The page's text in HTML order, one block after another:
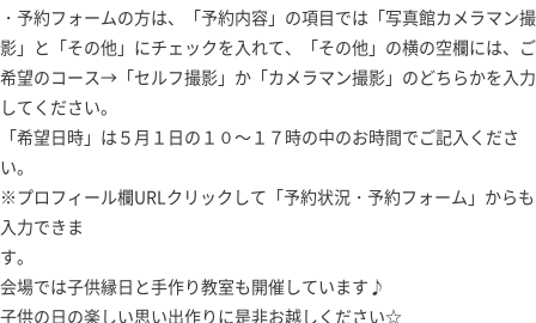
・予約フォームの方は、「予約内容」の項目では「写真館カメラマン撮
影」と「その他」にチェックを入れて、「その他」の横の空欄には、ご
希望のコース→「セルフ撮影」か「カメラマン撮影」のどちらかを入力
してください。
「希望日時」は５月１日の１０～１７時の中のお時間でご記入くださ
い。
※プロフィール欄URLクリックして「予約状況・予約フォーム」からも
入力できま
す。
会場では子供縁日と手作り教室も開催しています♪
子供の日の楽しい思い出作りに是非お越しください☆